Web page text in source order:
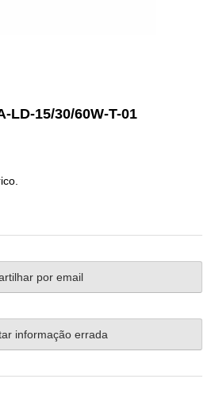
LD-15/30/60W-T-01
por email
informação errada